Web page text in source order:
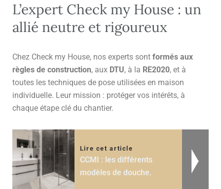
L’expert Check my House : un
allié neutre et rigoureux
Chez Check my House, nos experts sont formés aux
règles de construction, aux DTU, à la RE2020, et à
toutes les techniques de pose utilisées en maison
individuelle. Leur mission : protéger vos intérêts, à
chaque étape clé du chantier.
Lire cet article
CCMI : les différents
modèles de douche.